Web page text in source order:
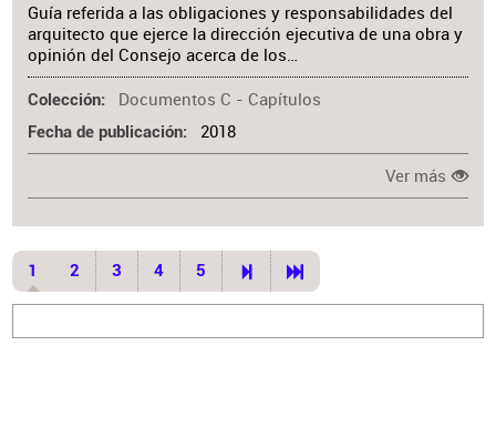
Guía referida a las obligaciones y responsabilidades del
arquitecto que ejerce la dirección ejecutiva de una obra y
opinión del Consejo acerca de los…
Colección Documentos C - Capítulos
Fecha de publicación 2018
Ver más
1 2 3 4 5